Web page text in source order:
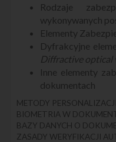
Rodzaje
wykonywanych
Elementy
Dyfrakcyjne
Diffractive optical
Inne elementy
dokumentach
METODY PERSONALIZACJI
BIOMETRIA W
BAZY DANYCH O
ZASADY WERYFIKACJI